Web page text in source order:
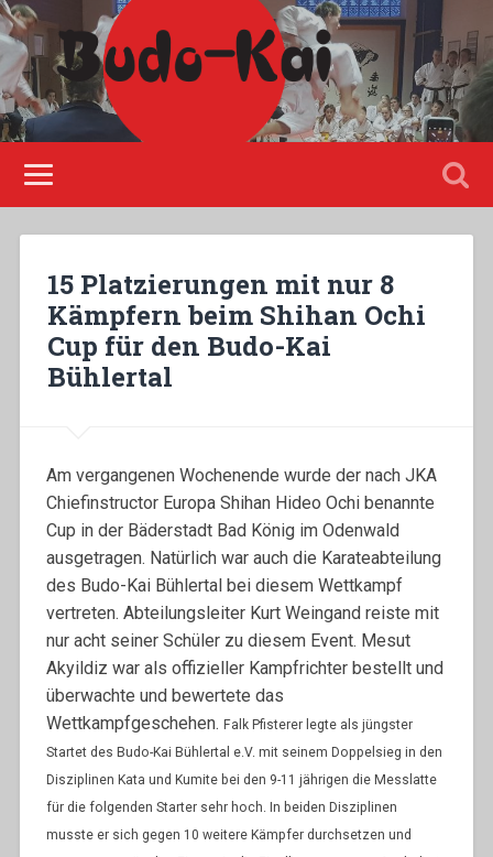
Please disable Adblock!
15 Platzierungen mit nur 8
Kämpfern beim Shihan Ochi
Cup für den Budo-Kai
Bühlertal
Am vergangenen Wochenende wurde der nach JKA
Chiefinstructor Europa Shihan Hideo Ochi benannte
Cup in der Bäderstadt Bad König im Odenwald
ausgetragen. Natürlich war auch die Karateabteilung
des Budo-Kai Bühlertal bei diesem Wettkampf
vertreten. Abteilungsleiter Kurt Weingand reiste mit
nur acht seiner Schüler zu diesem Event. Mesut
Akyildiz war als offizieller Kampfrichter bestellt und
überwachte und bewertete das
Wettkampfgeschehen.Falk Pfisterer legte als jüngster
Startet des Budo-Kai Bühlertal e.V. mit seinem Doppelsieg in den
Disziplinen Kata und Kumite bei den 9-11 jährigen die Messlatte
für die folgenden Starter sehr hoch. In beiden Disziplinen
musste er sich gegen 10 weitere Kämpfer durchsetzen und